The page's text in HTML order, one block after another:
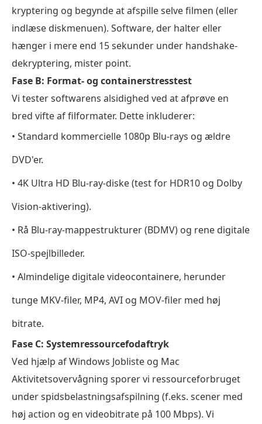
du
Blu-
rays
på
Windows/Mac
Ofte
stillede
spørgsmål
bedste
Blu-
afspillersoftware
kryptering og begynde at afspille selve filmen (eller
indlæse diskmenuen). Software, der halter eller
hænger i mere end 15 sekunder under handshake-
dekryptering, mister point.
Fase B: Format- og containerstresstest
Vi tester softwarens alsidighed ved at afprøve en
bred vifte af filformater. Dette inkluderer:
• Standard kommercielle 1080p Blu-rays og ældre
DVD'er.
• 4K Ultra HD Blu-ray-diske (test for HDR10 og Dolby
Vision-aktivering).
• Rå Blu-ray-mappestrukturer (BDMV) og rene digitale
ISO-spejlbilleder.
• Almindelige digitale videocontainere, herunder
tunge MKV-filer, MP4, AVI og MOV-filer med høj
bitrate.
Fase C: Systemressourcefodaftryk
Ved hjælp af Windows Jobliste og Mac
Aktivitetsovervågning sporer vi ressourceforbruget
under spidsbelastningsafspilning (f.eks. scener med
høj action og en videobitrate på 100 Mbps). Vi